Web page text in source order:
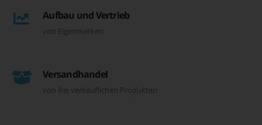
Aufbau und Vertrieb
von Eigenmarken
Versandhandel
von frei verkäuflichen Produkten